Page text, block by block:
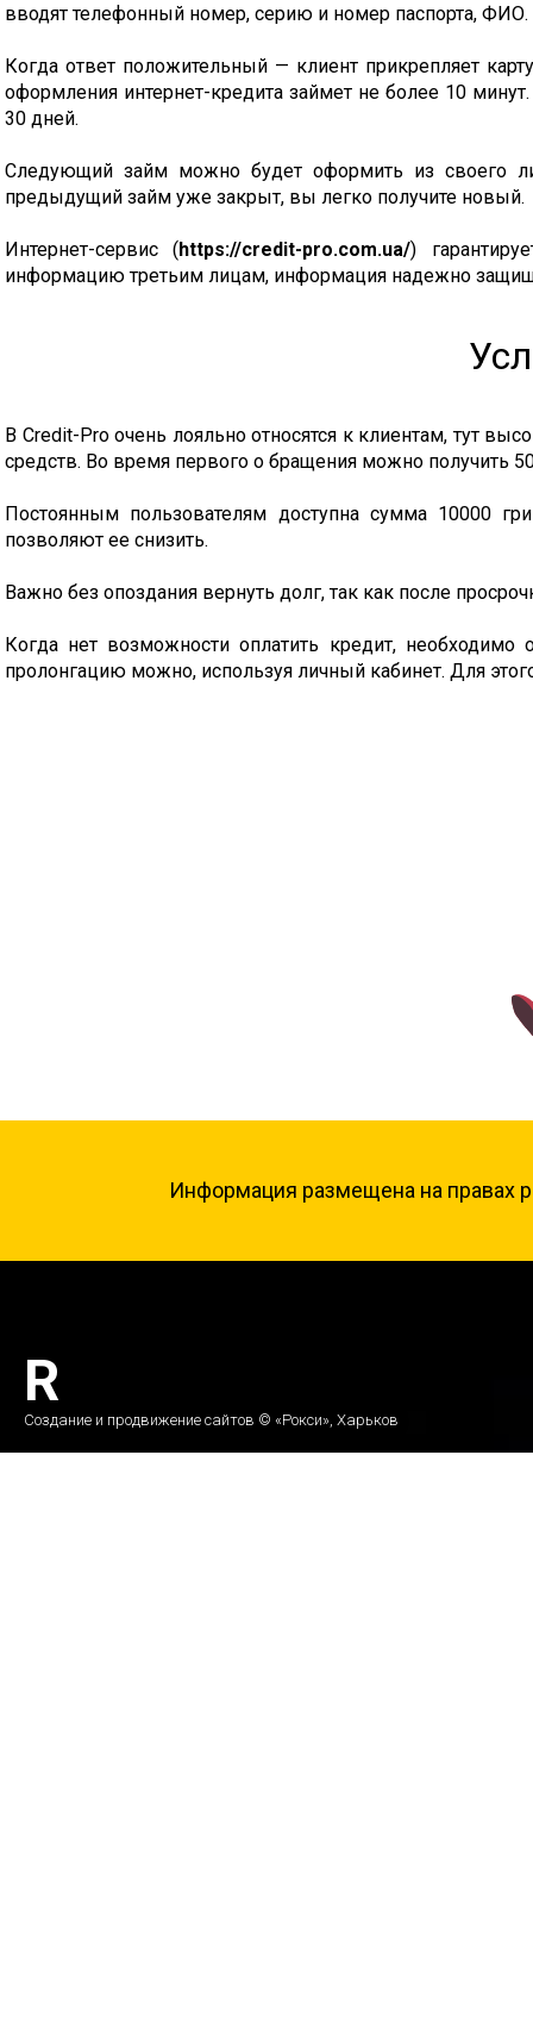
вводят телефонный номер, серию и номер паспорта, ФИО.
Когда ответ положительный — клиент прикрепляет
оформления интернет-кредита займет не более 10
30 дней.
Следующий займ можно будет оформить из своего
предыдущий займ уже закрыт, вы легко получите новый.
Интернет-сервис (https://credit-pro.com.ua/)
информацию третьим лицам, информация надежно
В Credit-Pro очень лояльно относятся к клиентам, тут
средств. Во время первого о бращения можно получить
Постоянным пользователям доступна сумма 10000
позволяют ее снизить.
Важно без опоздания вернуть долг, так как после
Когда нет возможности оплатить кредит, необходимо
пролонгацию можно, используя личный кабинет. Для
Информация размещена на правах
R
Создание и продвижение сайтов © «Рокси», Харьков